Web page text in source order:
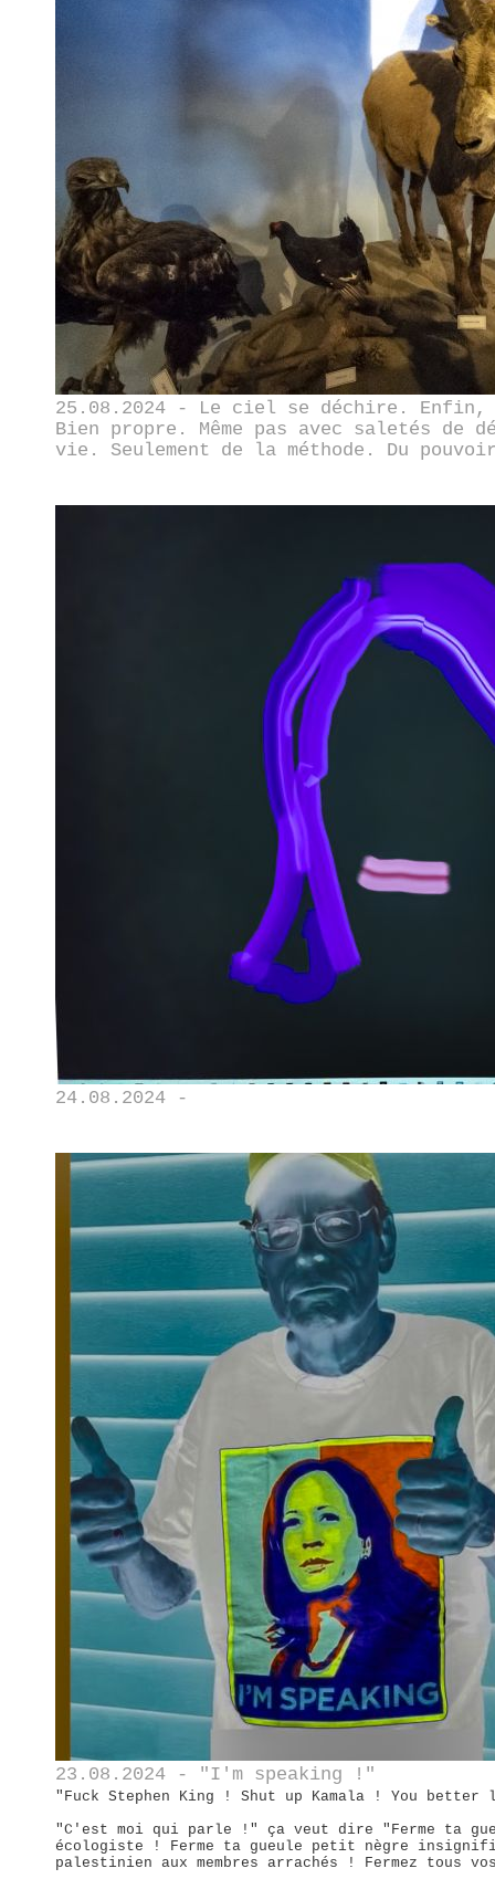
25.08.2024 - Le ciel se déchire.
Bien propre. Même pas avec saletés de
vie. Seulement de la méthode. Du
24.08.2024 -
23.08.2024 - "I'm speaking !"
"Fuck Stephen King ! Shut up Kamala ! You
"C'est moi qui parle !" ça veut dire "Ferme ta
écologiste ! Ferme ta gueule petit nègre
palestinien aux membres arrachés ! Fermez tous